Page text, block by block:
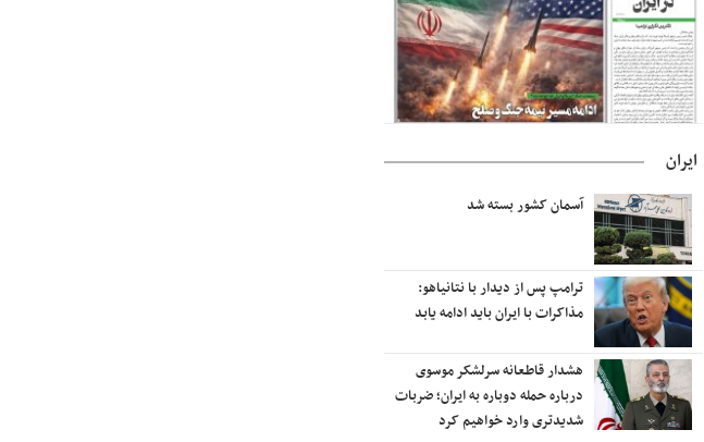
رئیس سازمان جهاد کشاورزی استان: کشاورزان
گیلان نسبت به دریافت یارانه کود اقدام کنند
تمدید مهلت اظهارنامه‌های مالیاتی سال ۱۴۰۴ تا
پایان شهریورماه
ایران
آسمان کشور بسته شد
ترامپ پس از دیدار با نتانیاهو:
مذاکرات با ایران باید ادامه یابد
هشدار قاطعانه سرلشکر موسوی
درباره حمله دوباره به ایران؛ ضربات
شدیدتری وارد خواهیم کرد